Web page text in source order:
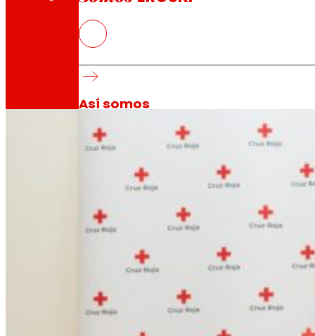
Así somos
Todo nuestro ADN: un viaje por la misión, la
Cooperativa
Somos por y para las personas. Descubre
Fundación
EROSKI y Cruz Roja firman
violencia de género
Compromiso con la integración sociolaboral